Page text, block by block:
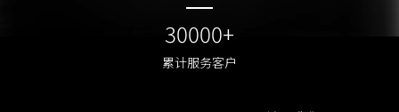
30000+
累计服务客户
30000+
累计服务客户